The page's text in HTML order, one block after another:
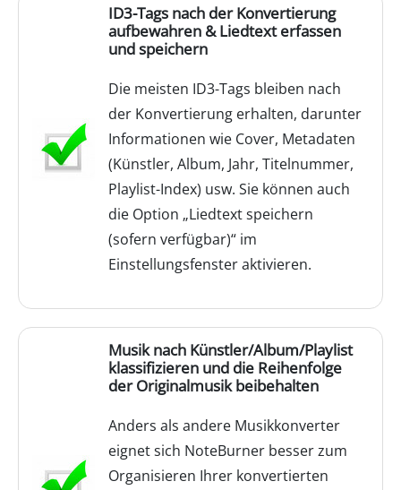
ID3-Tags nach der Konvertierung
aufbewahren & Liedtext erfassen
und speichern
Die meisten ID3-Tags bleiben nach
der Konvertierung erhalten, darunter
Informationen wie Cover, Metadaten
(Künstler, Album, Jahr, Titelnummer,
Playlist-Index) usw. Sie können auch
die Option „Liedtext speichern
(sofern verfügbar)“ im
Einstellungsfenster aktivieren.
Musik nach Künstler/Album/Playlist
klassifizieren und die Reihenfolge
der Originalmusik beibehalten
Anders als andere Musikkonverter
eignet sich NoteBurner besser zum
Organisieren Ihrer konvertierten